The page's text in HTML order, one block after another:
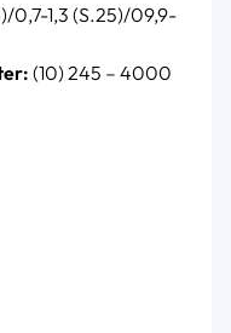
0,7-1,3 (S.25)/09,9-
(10) 245 – 4000